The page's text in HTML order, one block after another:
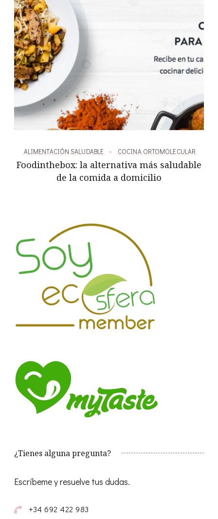
ALIMENTACIÓN SALUDABLE COCINA ORTOMOLECULAR
Foodinthebox: la alternativa más saludable
de la comida a domicilio
¿Tienes alguna pregunta?
Escríbeme y resuelve tus dudas.
+34 692 422 983